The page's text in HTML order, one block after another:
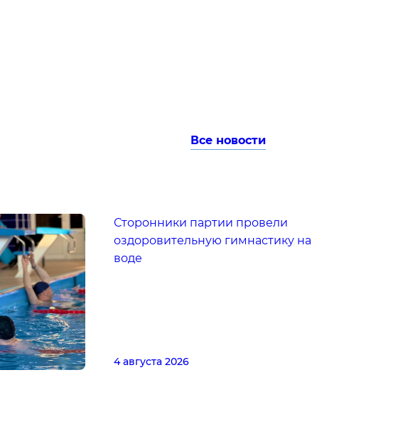
Все новости
Сторонники партии провели
оздоровительную гимнастику на
воде
4 августа 2026